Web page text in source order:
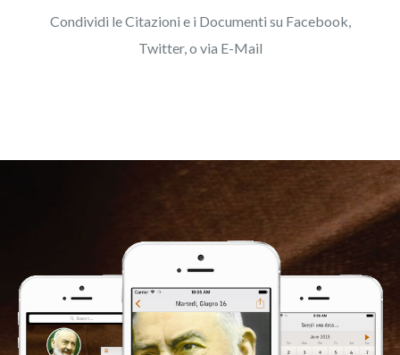
Condividi le Citazioni e i Documenti su Facebook,
Twitter, o via E-Mail